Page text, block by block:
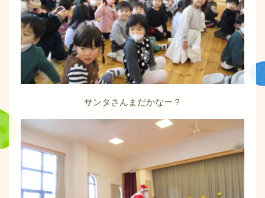
サンタさんまだかなー？